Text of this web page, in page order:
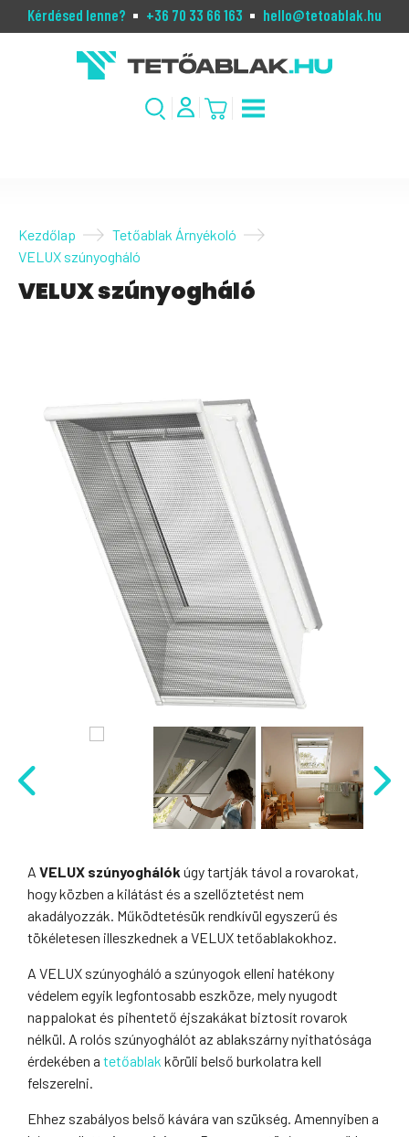
Kérdésed lenne? +36 70 33 66 163 hello@tetoablak.hu
Kezdőlap
Tetőablak Árnyékoló
VELUX szúnyogháló
VELUX szúnyogháló
A VELUX szúnyoghálók úgy tartják távol a rovarokat,
hogy közben a kilátást és a szellőztetést nem
akadályozzák. Működtetésük rendkívül egyszerű és
tökéletesen illeszkednek a VELUX tetőablakokhoz.
A VELUX szúnyogháló a szúnyogok elleni hatékony
védelem egyik legfontosabb eszköze, mely nyugodt
nappalokat és pihentető éjszakákat biztosít rovarok
nélkül. A rolós szúnyoghálót az ablakszárny nyithatósága
érdekében a tetőablak körüli belső burkolatra kell
felszerelni.
Ehhez szabályos belső kávára van szükség. Amennyiben a